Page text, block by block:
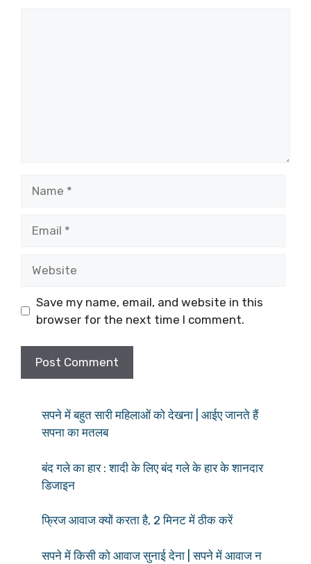
Save my name, email, and website in this
browser for the next time I comment.
सपने में बहुत सारी महिलाओं को देखना | आईए जानते हैं
सपना का मतलब
बंद गले का हार : शादी के लिए बंद गले के हार के शानदार
डिजाइन
फ्रिज आवाज क्यों करता है, 2 मिनट में ठीक करें
सपने में किसी को आवाज सुनाई देना | सपने में आवाज न